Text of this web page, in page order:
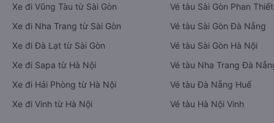
Xe đi Vũng Tàu từ Sài Gòn
Xe đi Nha Trang từ Sài Gòn
Xe đi Đà Lạt từ Sài Gòn
Xe đi Sapa từ Hà Nội
Xe đi Hải Phòng từ Hà Nội
Xe đi Vinh từ Hà Nội
Vé tàu Sài Gòn Phan Thiết
Vé tàu Sài Gòn Đà Nẵng
Vé tàu Sài Gòn Hà Nội
Vé tàu Nha Trang Đà
Vé tàu Đà Nẵng Huế
Vé tàu Hà Nội Vinh